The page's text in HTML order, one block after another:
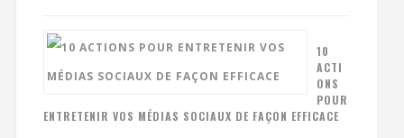
10
ACTI
ONS
POUR
ENTRETENIR VOS MÉDIAS SOCIAUX DE FAÇON EFFICACE